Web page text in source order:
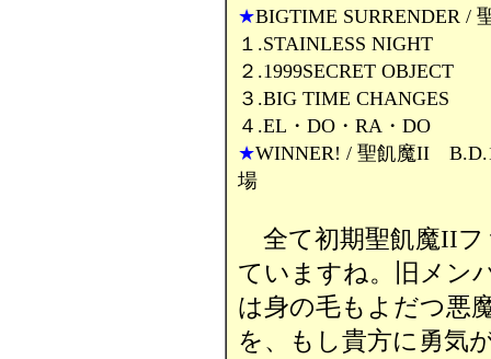
★BIGTIME SURRENDER /
１.STAINLESS NIGHT
２.1999SECRET OBJECT
３.BIG TIME CHANGES
４.EL・DO・RA・DO
★WINNER! / 聖飢魔II
場
全て初期聖飢魔IIフ
ていますね。旧メ
は身の毛もよだつ悪
を、もし貴方に勇気